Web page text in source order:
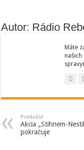
Autor: Rádio
Máte
Predošlé
Akcia „Stihnem-
pokračuje